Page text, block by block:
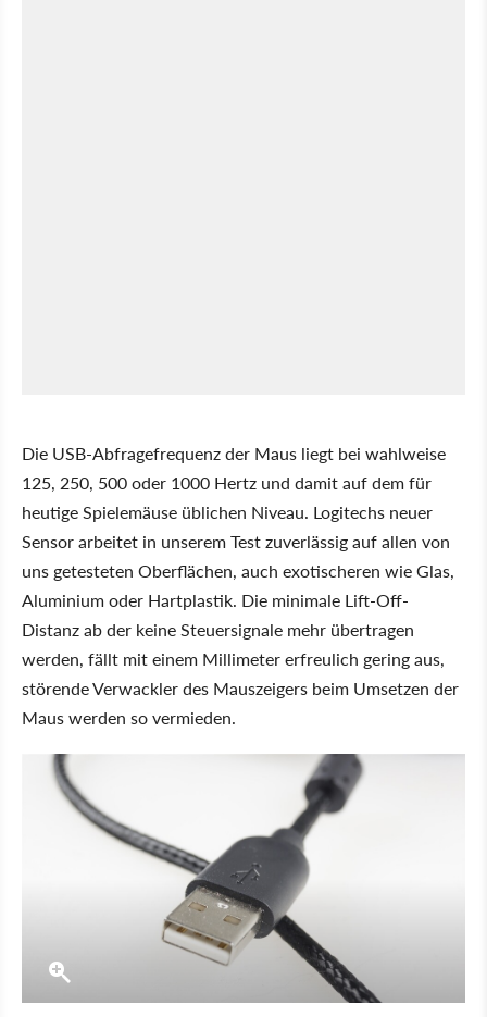
Die USB-Abfragefrequenz der Maus liegt bei wahlweise
125, 250, 500 oder 1000 Hertz und damit auf dem für
heutige Spielemäuse üblichen Niveau. Logitechs neuer
Sensor arbeitet in unserem Test zuverlässig auf allen von
uns getesteten Oberflächen, auch exotischeren wie Glas,
Aluminium oder Hartplastik. Die minimale Lift-Off-
Distanz ab der keine Steuersignale mehr übertragen
werden, fällt mit einem Millimeter erfreulich gering aus,
störende Verwackler des Mauszeigers beim Umsetzen der
Maus werden so vermieden.